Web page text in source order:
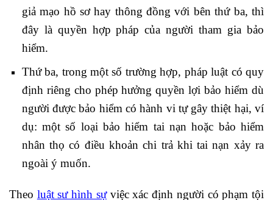
giả mạo hồ sơ hay thông đồng với bên thứ ba, thì
đây là quyền hợp pháp của người tham gia bảo
hiểm.
Thứ ba, trong một số trường hợp, pháp luật có quy
định riêng cho phép hưởng quyền lợi bảo hiểm dù
người được bảo hiểm có hành vi tự gây thiệt hại, ví
dụ: một số loại bảo hiểm tai nạn hoặc bảo hiểm
nhân thọ có điều khoản chi trả khi tai nạn xảy ra
ngoài ý muốn.
Theo luật sư hình sựviệc xác định người có phạm tội